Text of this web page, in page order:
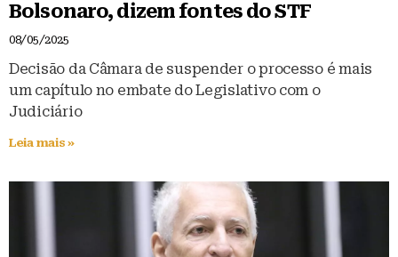
Bolsonaro, dizem fontes do STF
08/05/2025
Decisão da Câmara de suspender o processo é mais
um capítulo no embate do Legislativo com o
Judiciário
Leia mais »